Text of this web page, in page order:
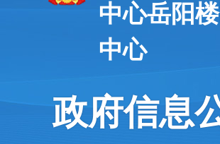
中心岳阳
中心
政府信息